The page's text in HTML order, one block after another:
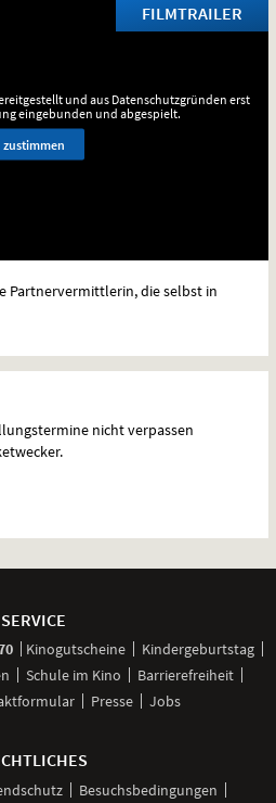
FILMTRAILER
und aus Datenschutzgründen erst
eingebunden und abgespielt.
zustimmen
Partnervermittlerin, die selbst in
nicht verpassen
SERVICE
anrufen
Kinogutscheine
Kindergeburtstag
Schule im Kino
Barrierefreiheit
Presse Jobs
Besuchsbedingungen